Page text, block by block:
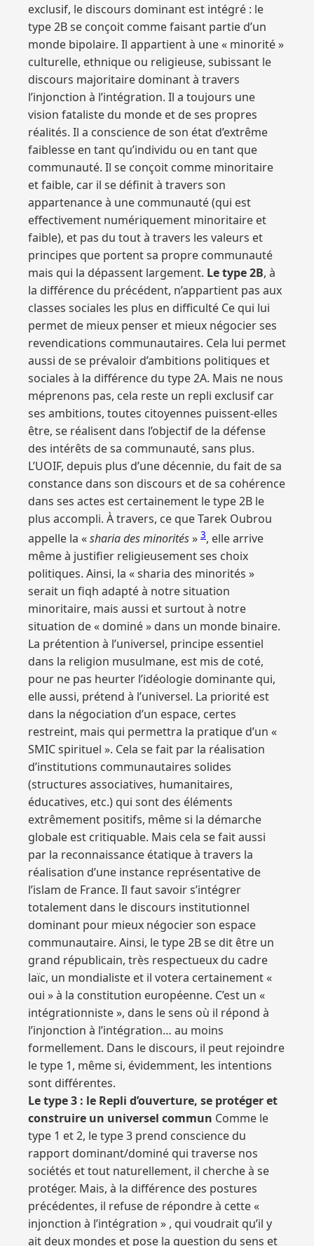
exclusif, le discours dominant est intégré : le
type 2B se conçoit comme faisant partie d’un
monde bipolaire. Il appartient à une « minorité »
culturelle, ethnique ou religieuse, subissant le
discours majoritaire dominant à travers
l’injonction à l’intégration. Il a toujours une
vision fataliste du monde et de ses propres
réalités. Il a conscience de son état d’extrême
faiblesse en tant qu’individu ou en tant que
communauté. Il se conçoit comme minoritaire
et faible, car il se définit à travers son
appartenance à une communauté (qui est
effectivement numériquement minoritaire et
faible), et pas du tout à travers les valeurs et
principes que portent sa propre communauté
mais qui la dépassent largement. Le type 2B, à
la différence du précédent, n’appartient pas aux
classes sociales les plus en difficulté Ce qui lui
permet de mieux penser et mieux négocier ses
revendications communautaires. Cela lui permet
aussi de se prévaloir d’ambitions politiques et
sociales à la différence du type 2A. Mais ne nous
méprenons pas, cela reste un repli exclusif car
ses ambitions, toutes citoyennes puissent-elles
être, se réalisent dans l’objectif de la défense
des intérêts de sa communauté, sans plus.
L’UOIF, depuis plus d’une décennie, du fait de sa
constance dans son discours et de sa cohérence
dans ses actes est certainement le type 2B le
plus accompli. À travers, ce que Tarek Oubrou
appelle la «sharia des minorités» 3, elle arrive
même à justifier religieusement ses choix
politiques. Ainsi, la « sharia des minorités »
serait un fiqh adapté à notre situation
minoritaire, mais aussi et surtout à notre
situation de « dominé » dans un monde binaire.
La prétention à l’universel, principe essentiel
dans la religion musulmane, est mis de coté,
pour ne pas heurter l’idéologie dominante qui,
elle aussi, prétend à l’universel. La priorité est
dans la négociation d’un espace, certes
restreint, mais qui permettra la pratique d’un «
SMIC spirituel ». Cela se fait par la réalisation
d’institutions communautaires solides
(structures associatives, humanitaires,
éducatives, etc.) qui sont des éléments
extrêmement positifs, même si la démarche
globale est critiquable. Mais cela se fait aussi
par la reconnaissance étatique à travers la
réalisation d’une instance représentative de
l’islam de France. Il faut savoir s’intégrer
totalement dans le discours institutionnel
dominant pour mieux négocier son espace
communautaire. Ainsi, le type 2B se dit être un
grand républicain, très respectueux du cadre
laïc, un mondialiste et il votera certainement «
oui » à la constitution européenne. C’est un «
intégrationniste », dans le sens où il répond à
l’injonction à l’intégration… au moins
formellement. Dans le discours, il peut rejoindre
le type 1, même si, évidemment, les intentions
sont différentes.
Le type 3 : le Repli d’ouverture, se protéger et
construire un universel commun Comme le
type 1 et 2, le type 3 prend conscience du
rapport dominant/dominé qui traverse nos
sociétés et tout naturellement, il cherche à se
protéger. Mais, à la différence des postures
précédentes, il refuse de répondre à cette «
injonction à l’intégration » , qui voudrait qu’il y
ait deux mondes et pose la question du sens et